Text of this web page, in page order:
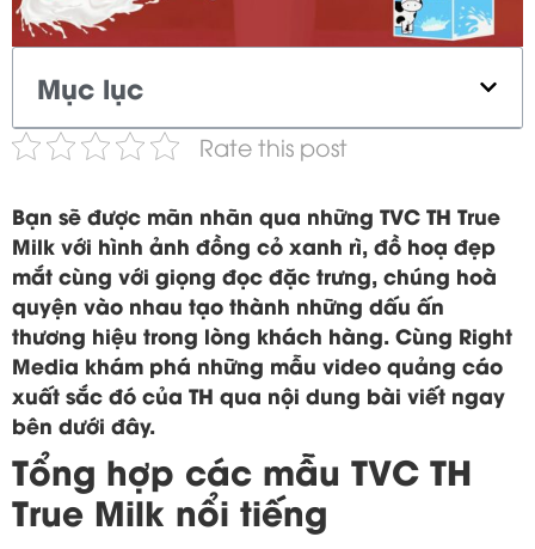
Mục lục
Rate this post
Bạn sẽ được mãn nhãn qua những TVC TH True
Milk với hình ảnh đồng cỏ xanh rì, đồ hoạ đẹp
mắt cùng với giọng đọc đặc trưng, chúng hoà
quyện vào nhau tạo thành những dấu ấn
thương hiệu trong lòng khách hàng. Cùng Right
Media khám phá những mẫu video quảng cáo
xuất sắc đó của TH qua nội dung bài viết ngay
bên dưới đây.
Tổng hợp các mẫu TVC TH
True Milk nổi tiếng